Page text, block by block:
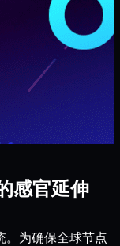
感官延伸
。为确保全球节点